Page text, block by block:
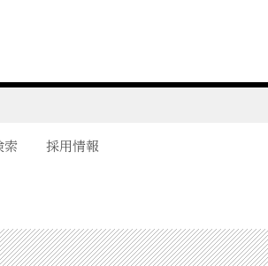
索 採用情報